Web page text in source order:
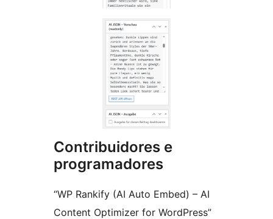
Contribuidores e
programadores
“WP Rankify (AI Auto Embed) – AI
Content Optimizer for WordPress”